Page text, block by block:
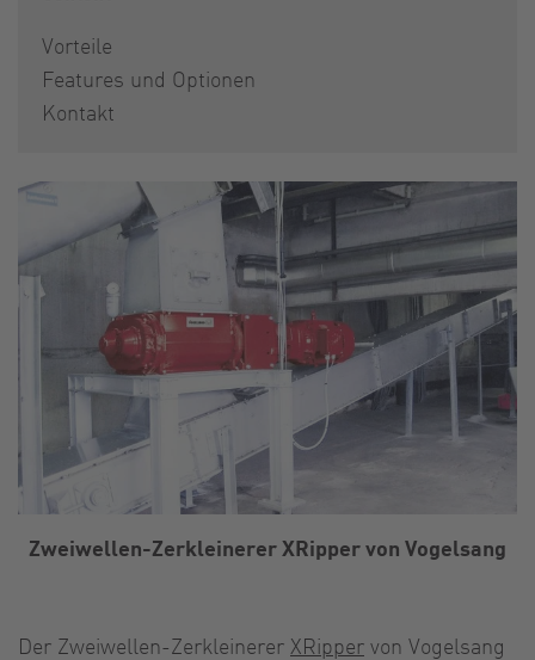
Vorteile
Features und Optionen
Kontakt
Der Zweiwellen-Zerkleinerer XRipper von Vogelsang
Zweiwellen-Zerkleinerer XRipper von Vogelsang